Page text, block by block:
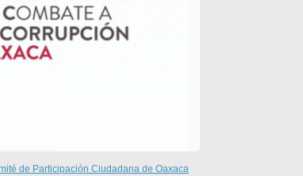
de Participación Ciudadana de Oaxaca